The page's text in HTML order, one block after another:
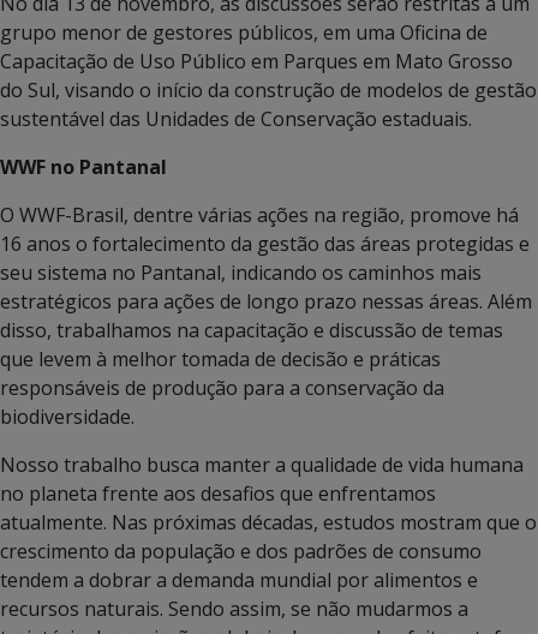
grupo menor de gestores públicos, em uma Oficina de
Capacitação de Uso Público em Parques em Mato Grosso
do Sul, visando o início da construção de modelos de gestão
sustentável das Unidades de Conservação estaduais.
WWF no Pantanal
O WWF-Brasil, dentre várias ações na região, promove há
16 anos o fortalecimento da gestão das áreas protegidas e
seu sistema no Pantanal, indicando os caminhos mais
estratégicos para ações de longo prazo nessas áreas. Além
disso, trabalhamos na capacitação e discussão de temas
que levem à melhor tomada de decisão e práticas
responsáveis de produção para a conservação da
biodiversidade.
Nosso trabalho busca manter a qualidade de vida humana
no planeta frente aos desafios que enfrentamos
atualmente. Nas próximas décadas, estudos mostram que o
crescimento da população e dos padrões de consumo
tendem a dobrar a demanda mundial por alimentos e
recursos naturais. Sendo assim, se não mudarmos a